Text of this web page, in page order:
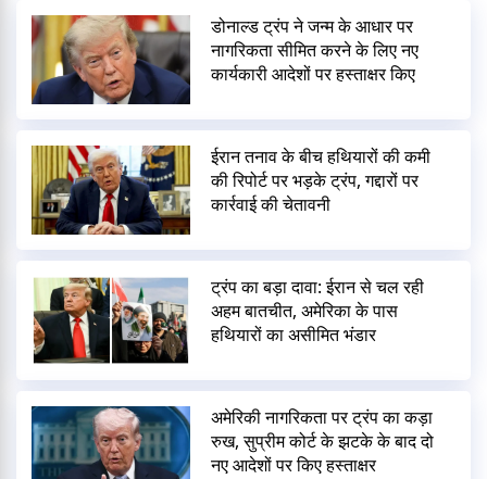
डोनाल्ड ट्रंप ने जन्म के आधार पर
नागरिकता सीमित करने के लिए नए
कार्यकारी आदेशों पर हस्ताक्षर किए
ईरान तनाव के बीच हथियारों की कमी
की रिपोर्ट पर भड़के ट्रंप, गद्दारों पर
कार्रवाई की चेतावनी
ट्रंप का बड़ा दावा: ईरान से चल रही
अहम बातचीत, अमेरिका के पास
हथियारों का असीमित भंडार
अमेरिकी नागरिकता पर ट्रंप का कड़ा
रुख, सुप्रीम कोर्ट के झटके के बाद दो
नए आदेशों पर किए हस्ताक्षर